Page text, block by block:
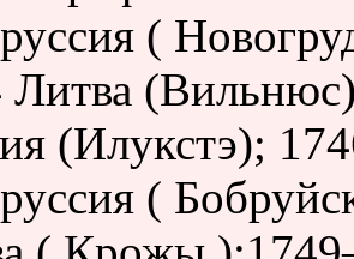
(
Литва
(Илукстэ);
(